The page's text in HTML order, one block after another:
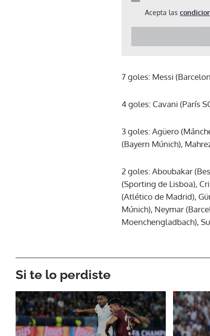
Acepta las
7 goles: Messi
4 goles: Cavani (París
3 goles: Agüero
(Bayern Múnich),
2 goles: Aboubakar
(Sporting de Lisboa),
(Atlético de Madrid),
Múnich), Neymar
Moenchengladbach),
Si te lo perdiste